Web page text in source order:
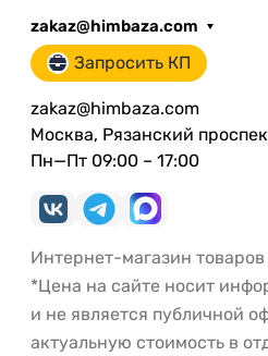
zakaz@himbaza.com
Запросить КП
zakaz@himbaza.com
Москва, Рязанский
Пн—Пт 09:00 – 17:00
Интернет-магазин
*Цена на сайте носит
и не является публичной
актуальную стоимость в